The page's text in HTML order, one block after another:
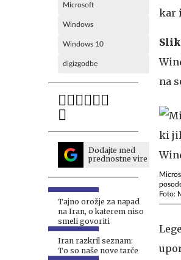
Microsoft
Windows
Windows 10
digizgodbe
Dodajte med
prednostne vire
Tajno orožje za napad
na Iran, o katerem niso
smeli govoriti
Iran razkril seznam:
To so naše nove tarče
kar
na
Foto: